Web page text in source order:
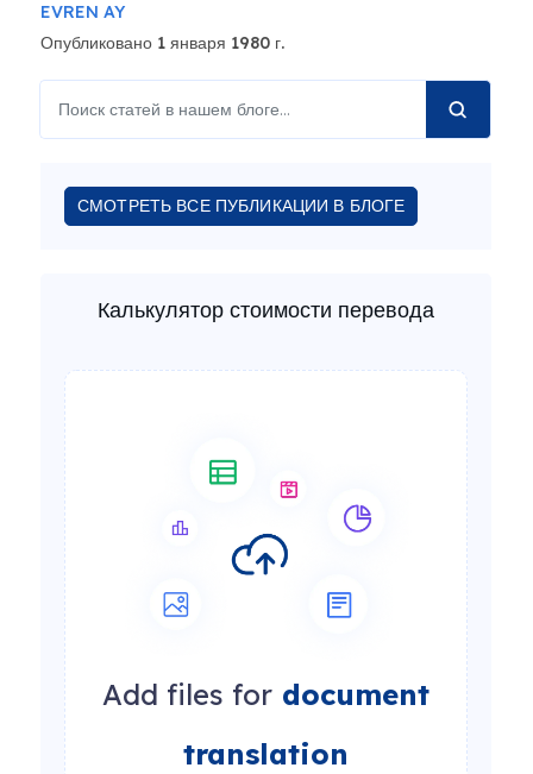
EVREN AY
Опубликовано 1 января 1980 г.
СМОТРЕТЬ ВСЕ ПУБЛИКАЦИИ В БЛОГЕ
Калькулятор стоимости перевода
Add files for document
translation